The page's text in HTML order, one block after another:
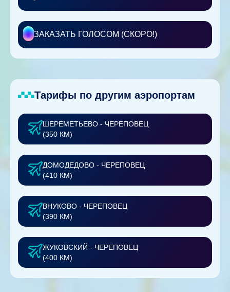
ЗАКАЗАТЬ ГОЛОСОМ (СКОРО!)
Тарифы по другим аэропортам
ШЕРЕМЕТЬЕВО - ЧЕРЕПОВЕЦ
(350 КМ)
ДОМОДЕДОВО - ЧЕРЕПОВЕЦ
(410 КМ)
ВНУКОВО - ЧЕРЕПОВЕЦ
(390 КМ)
ЖУКОВСКИЙ - ЧЕРЕПОВЕЦ
(400 КМ)